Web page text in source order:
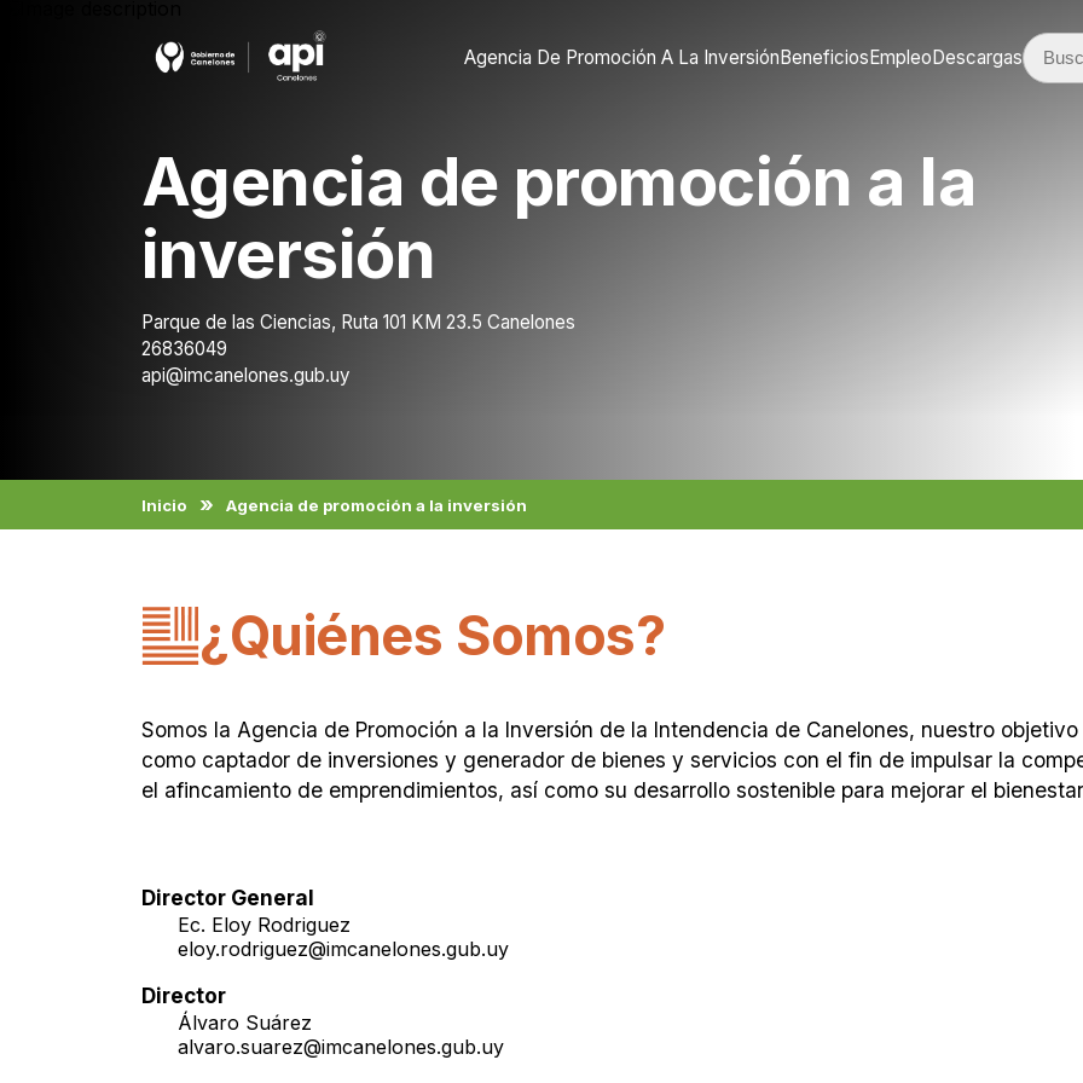
Agencia De Promoción A La InversiónBeneficiosEmpleoDescargas
Agencia de promoción a la
inversión
Parque de las Ciencias, Ruta 101 KM 23.5 Canelones
26836049
api@imcanelones.gub.uy
Inicio Agencia de promoción a la inversión
¿Quiénes Somos?
Somos la Agencia de Promoción a la Inversión de la Intendencia de Canelones, nuestro
como captador de inversiones y generador de bienes y servicios con el fin de impulsar la
el afincamiento de emprendimientos, así como su desarrollo sostenible para mejorar el
Director General
Ec. Eloy Rodriguez
eloy.rodriguez@imcanelones.gub.uy
Director
Álvaro Suárez
alvaro.suarez@imcanelones.gub.uy